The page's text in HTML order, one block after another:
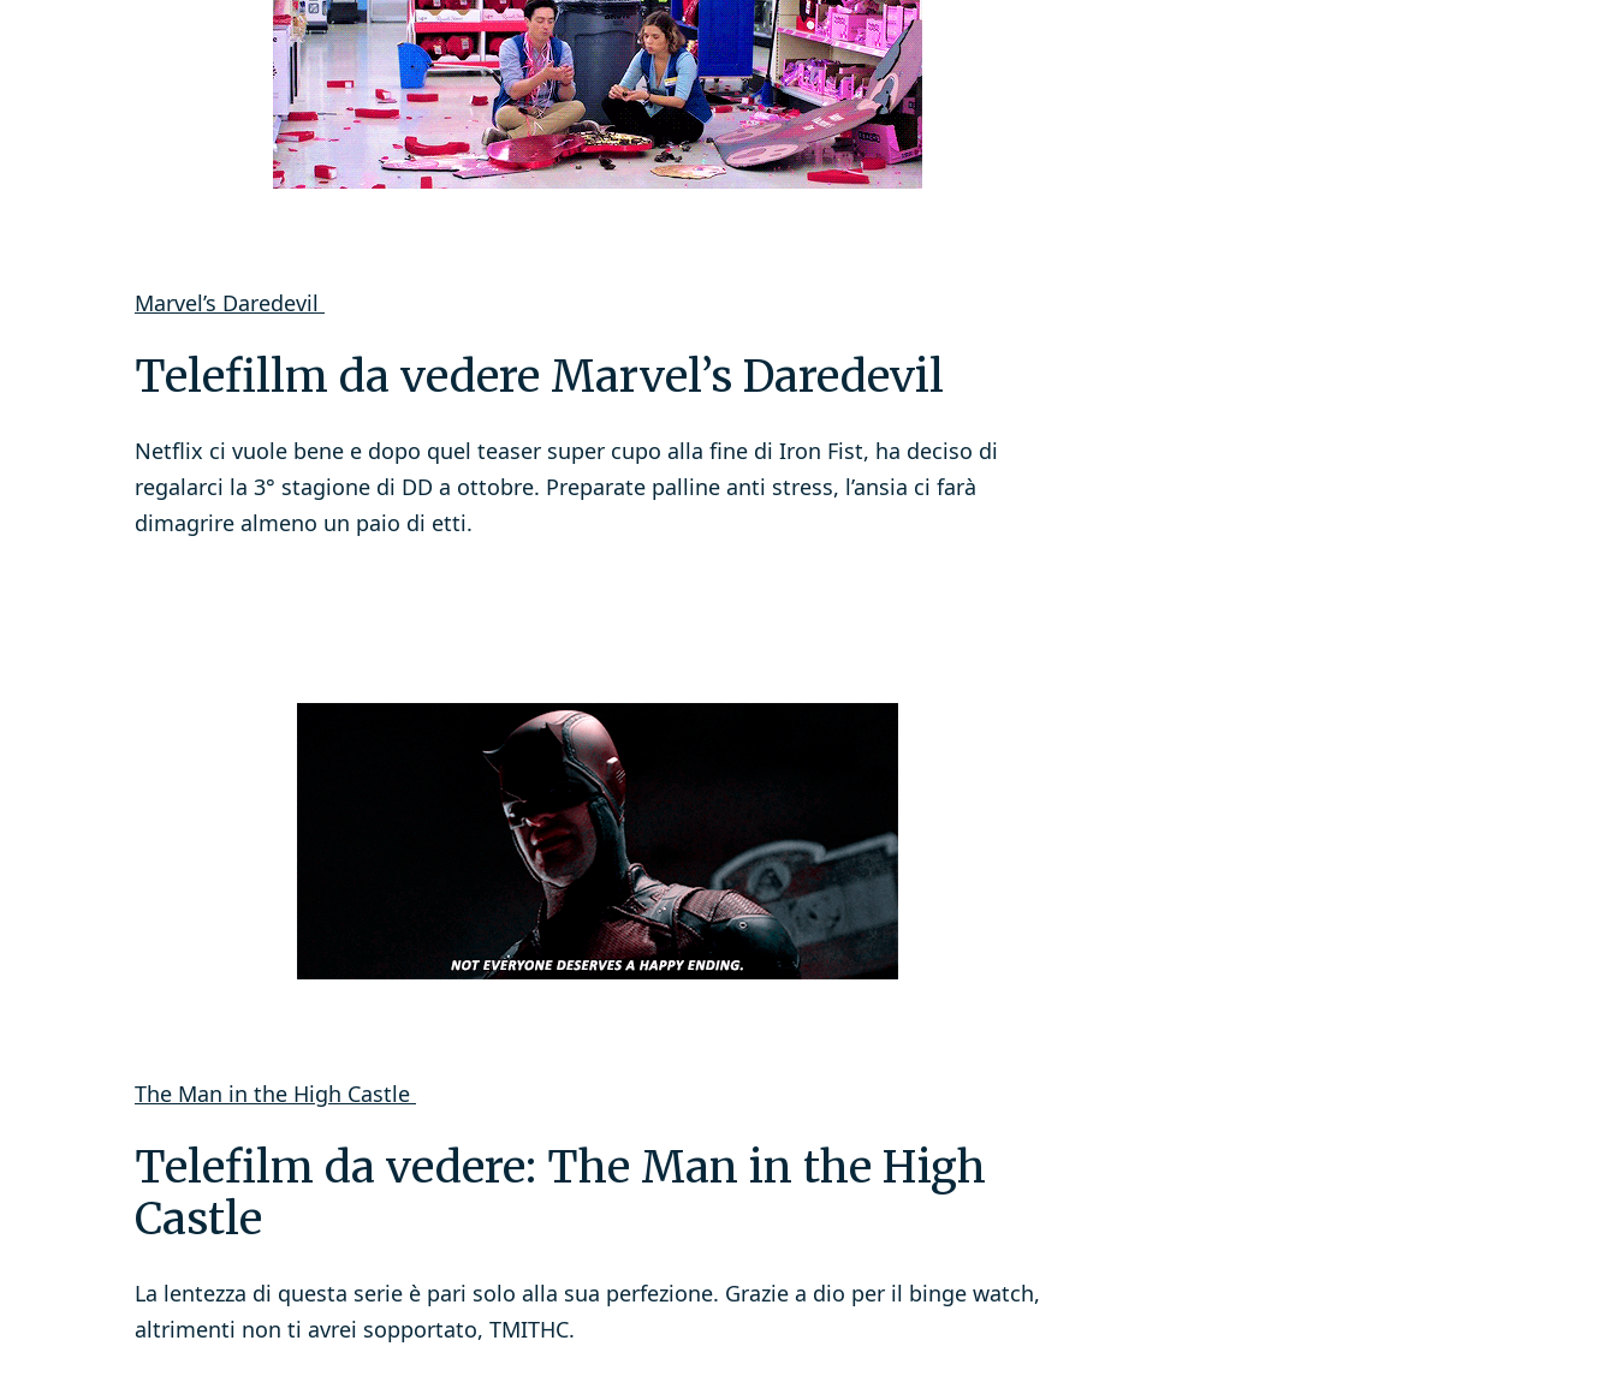
Marvel’s Daredevil
Telefillm da vedere Marvel’s Daredevil
Netflix ci vuole bene e dopo quel teaser super cupo alla fine di Iron Fist, ha deciso di
regalarci la 3° stagione di DD a ottobre. Preparate palline anti stress, l’ansia ci farà
dimagrire almeno un paio di etti.
The Man in the High Castle
Telefilm da vedere: The Man in the High
Castle
La lentezza di questa serie è pari solo alla sua perfezione. Grazie a dio per il binge watch,
altrimenti non ti avrei sopportato, TMITHC.